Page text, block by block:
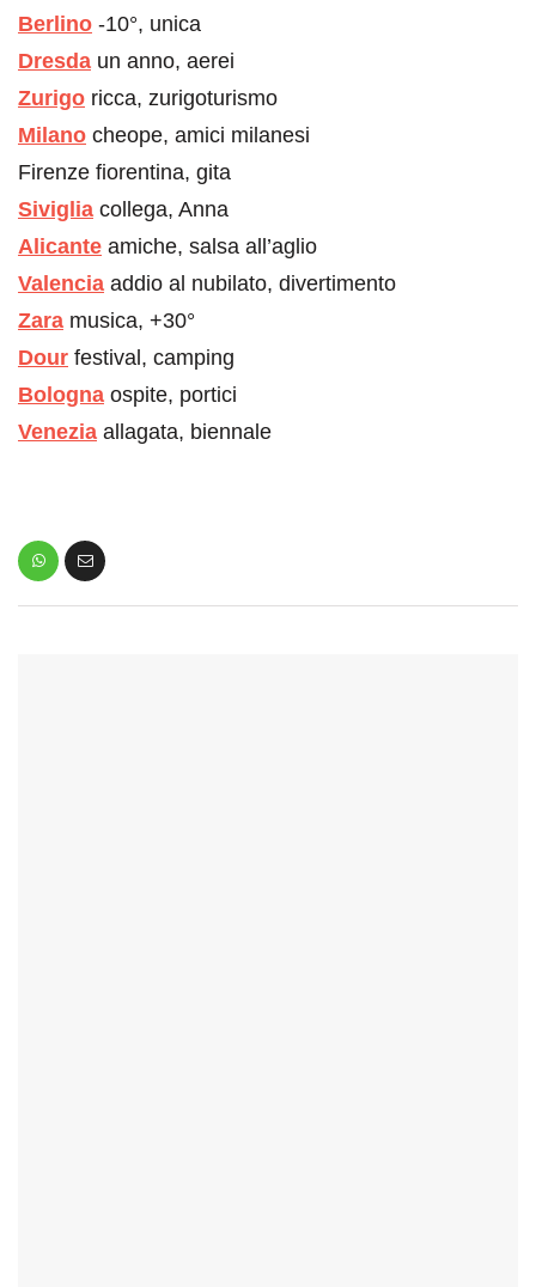
Berlino -10°, unica
Dresda un anno, aerei
Zurigo ricca, zurigoturismo
Milano cheope, amici milanesi
Firenze fiorentina, gita
Siviglia collega, Anna
Alicante amiche, salsa all’aglio
Valencia addio al nubilato, divertimento
Zara musica, +30°
Dour festival, camping
Bologna ospite, portici
Venezia allagata, biennale